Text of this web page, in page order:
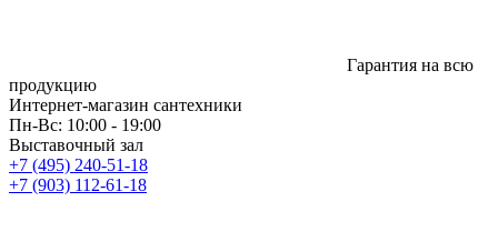
Гарантия на всю
продукцию
Интернет-магазин сантехники
Пн-Вс: 10:00 - 19:00
Выставочный зал
+7 (495) 240-51-18
+7 (903) 112-61-18